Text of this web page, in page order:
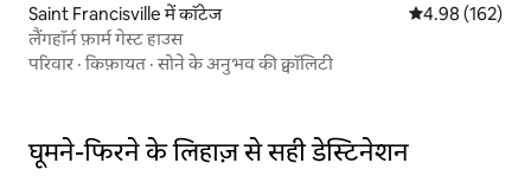
Saint Francisville में कॉटेज औसत रेटिंग 5 में से
4.98 (162)
लैंगहॉर्न फ़ार्म गेस्ट हाउस
परिवार ·किफ़ायत ·सोने के अनुभव की क्वॉलिटी
घूमने-फिरने के लिहाज़ से सही डेस्टिनेशन